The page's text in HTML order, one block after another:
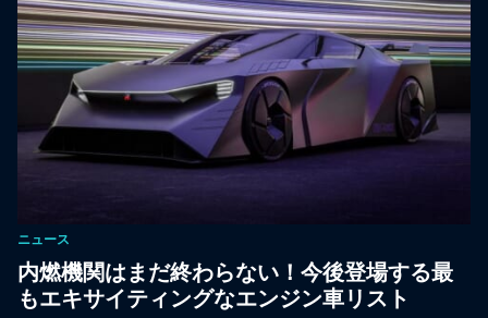
ニュース
内燃機関はまだ終わらない！今後登場する最
もエキサイティングなエンジン車リスト